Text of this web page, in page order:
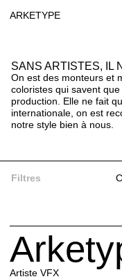
ARKETYPE
SANS ARTISTES, IL
On est des monteurs et
coloristes qui savent
production. Elle ne fait
internationale, on est
notre style bien à nous.
Filtres
Artiste VFX